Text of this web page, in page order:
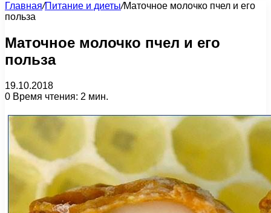
Главная/Питание и диеты/Маточное молочко пчел и его
польза
Маточное молочко пчел и его
польза
19.10.2018
0 Время чтения: 2 мин.